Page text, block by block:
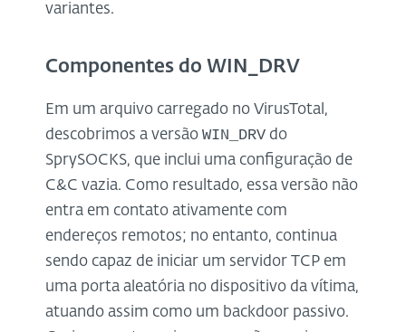
variantes.
Componentes do WIN_DRV
Em um arquivo carregado no VirusTotal,
descobrimos a versão WIN_DRV do
SprySOCKS, que inclui uma configuração de
C&C vazia. Como resultado, essa versão não
entra em contato ativamente com
endereços remotos; no entanto, continua
sendo capaz de iniciar um servidor TCP em
uma porta aleatória no dispositivo da vítima,
atuando assim como um backdoor passivo.